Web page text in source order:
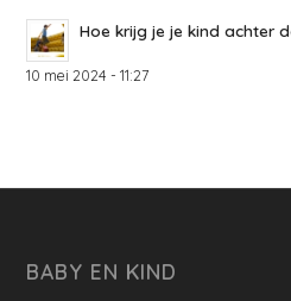
Hoe krijg je je kind achter
10 mei 2024 - 11:27
BABY EN KIND